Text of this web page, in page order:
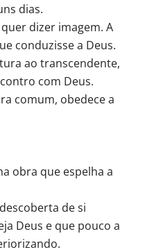
dias.
dizer imagem. A
conduzisse a Deus.
ao transcendente,
com Deus.
comum, obedece a
obra que espelha a
de si
Deus e que pouco a